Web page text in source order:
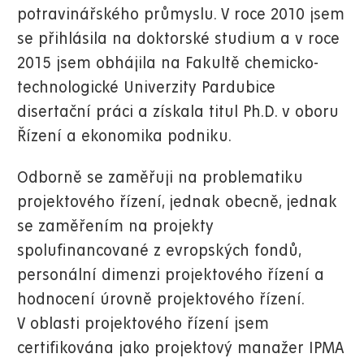
potravinářského průmyslu. V roce 2010 jsem
se přihlásila na doktorské studium a v roce
2015 jsem obhájila na Fakultě chemicko-
technologické Univerzity Pardubice
disertační práci a získala titul Ph.D. v oboru
Řízení a ekonomika podniku.
Odborně se zaměřuji na problematiku
projektového řízení, jednak obecně, jednak
se zaměřením na projekty
spolufinancované z evropských fondů,
personální dimenzi projektového řízení a
hodnocení úrovně projektového řízení.
V oblasti projektového řízení jsem
certifikována jako projektový manažer IPMA